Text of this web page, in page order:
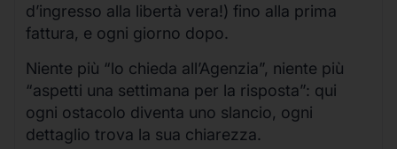
d’ingresso alla libertà vera!) fino alla prima
fattura, e ogni giorno dopo.
Niente più “lo chieda all’Agenzia”, niente più
“aspetti una settimana per la risposta”: qui
ogni ostacolo diventa uno slancio, ogni
dettaglio trova la sua chiarezza.